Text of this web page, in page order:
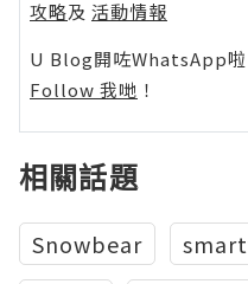
攻略及 活動情報
U Blog開咗WhatsApp啦
Follow 我哋 ！
相關話題
Snowbear